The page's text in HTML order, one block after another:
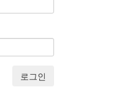
로그인